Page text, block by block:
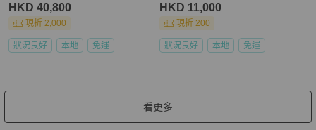
HKD 40,800
現折 2,000
狀況良好 本地 免運
HKD 11,000
現折 200
狀況良好 本地 免運
看更多